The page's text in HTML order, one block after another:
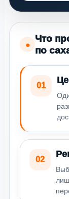
●
Что
по
01
02